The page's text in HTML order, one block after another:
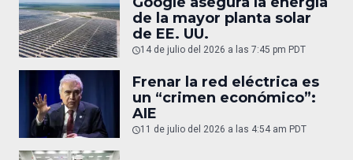
de la mayor planta solar
de EE. UU.
14 de julio del 2026 a las 7:45 pm PDT
Frenar la red eléctrica es
un “crimen económico”:
AIE
11 de julio del 2026 a las 4:54 am PDT